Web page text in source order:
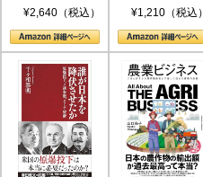
¥2,640（税込）
レクト S 039)
¥1,210（税込）